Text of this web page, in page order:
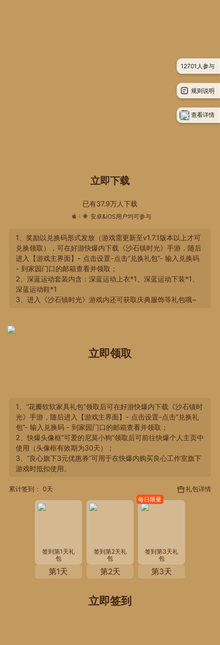
立即下载
已有37.9万人下载
安卓&iOS用户均可参与
1、奖励以兑换码形式发放（游戏需更新至v1.7.1版本以上才可
兑换领取），可在好游快爆内下载《沙石镇时光》手游，随后
进入【游戏主界面】- 点击设置-点击“兑换礼包”- 输入兑换码
- 到家园门口的邮箱查看并领取；
2、深蓝运动套装内含：深蓝运动上衣*1、深蓝运动下装*1、
深蓝运动鞋*1
3、进入《沙石镇时光》游戏内还可获取庆典服饰等礼包哦~
立即领取
1、“花瓣软软家具礼包”领取后可在好游快爆内下载《沙石镇时
光》手游，随后进入【游戏主界面】- 点击设置-点击“兑换礼
包”- 输入兑换码 - 到家园门口的邮箱查看并领取；
2、快爆头像框“可爱的尼莫小狗”领取后可前往快爆个人主页中
使用（头像框有效期为30天）；
3、“良心旗下3元优惠券”可用于在快爆内购买良心工作室旗下
游戏时抵扣使用。
累计签到： 0天 礼包详情
签到第1天礼
包
第1天
签到第2天礼
包
第2天
签到第3天礼
包
每日限量
第3天
立即签到
12701人参与
规则说明
查看详情